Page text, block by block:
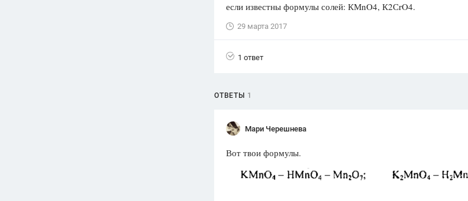
ФИПИ
1752 ответа
ответов
Разумовская М.М.,
если известны формулы солей: КМnO4, К2СrO4.
29 марта 2017
1 ответ
ОТВЕТЫ 1
Мари Черешнева
Вот твои формулы.